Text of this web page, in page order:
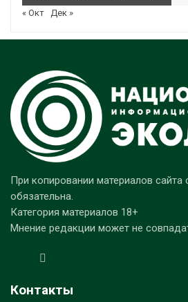
« Окт
Дек »
При копировании материалов сайта
обязательна.
Категория материалов 18+
Мнение редакции может не
Контакты